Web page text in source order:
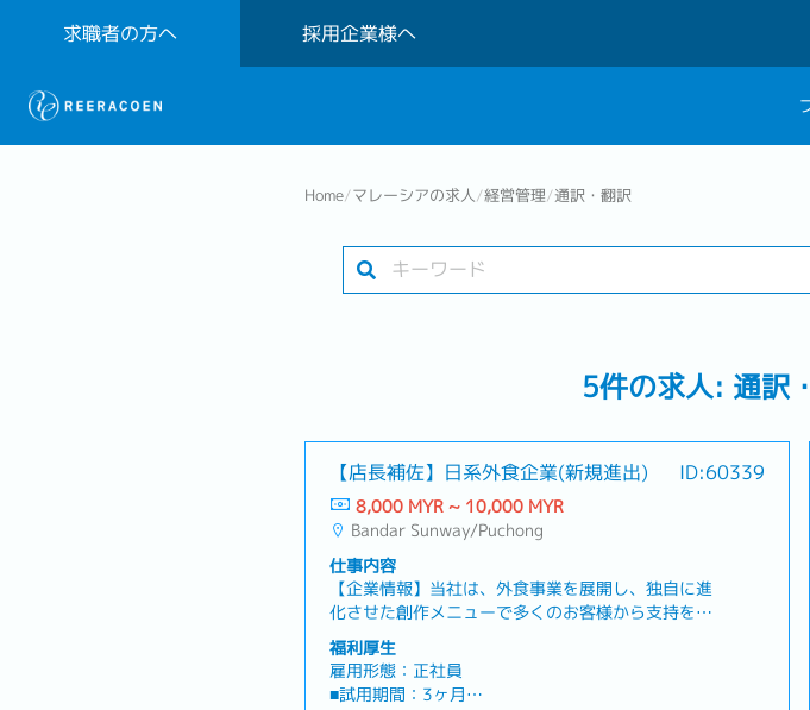
求職者の方へ 採用企業様へ
Home/マレーシアの求人/経営管理/通訳・翻訳
5件の求人: 通訳
【店長補佐】日系外食企業(新規進出) ID:60339
8,000 MYR ~ 10,000 MYR
Bandar Sunway/Puchong
仕事内容
【企業情報】当社は、外食事業を展開し、独自に進
化させた創作メニューで多くのお客様から支持を集
めています。全国各地の生産者と連携し、その地域
ならではの食材を用いたメニュー開発を行うこと
で、日本の伝統的な食文化を守りながら、新たな食
福利厚生
雇用形態：正社員
■試用期間：3ヶ月